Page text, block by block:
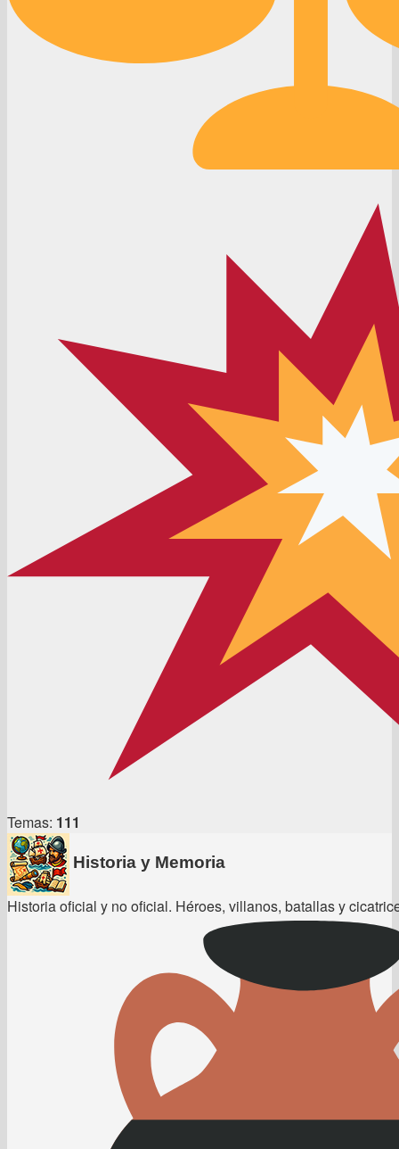
Temas: 111
Historia y Memoria
Historia oficial y no oficial. Héroes, villanos, batallas y